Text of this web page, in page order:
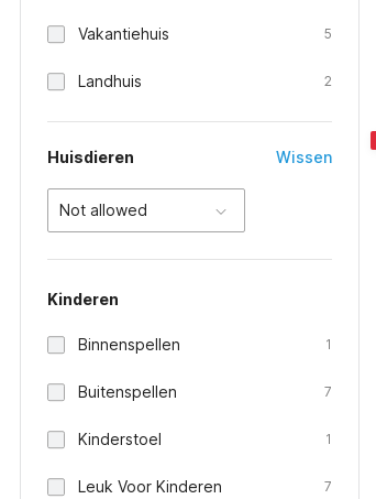
Vakantiehuis 5
Landhuis 2
Huisdieren Wissen
Not allowed
Kinderen
Binnenspellen 1
Buitenspellen 7
Kinderstoel 1
Leuk Voor Kinderen 7